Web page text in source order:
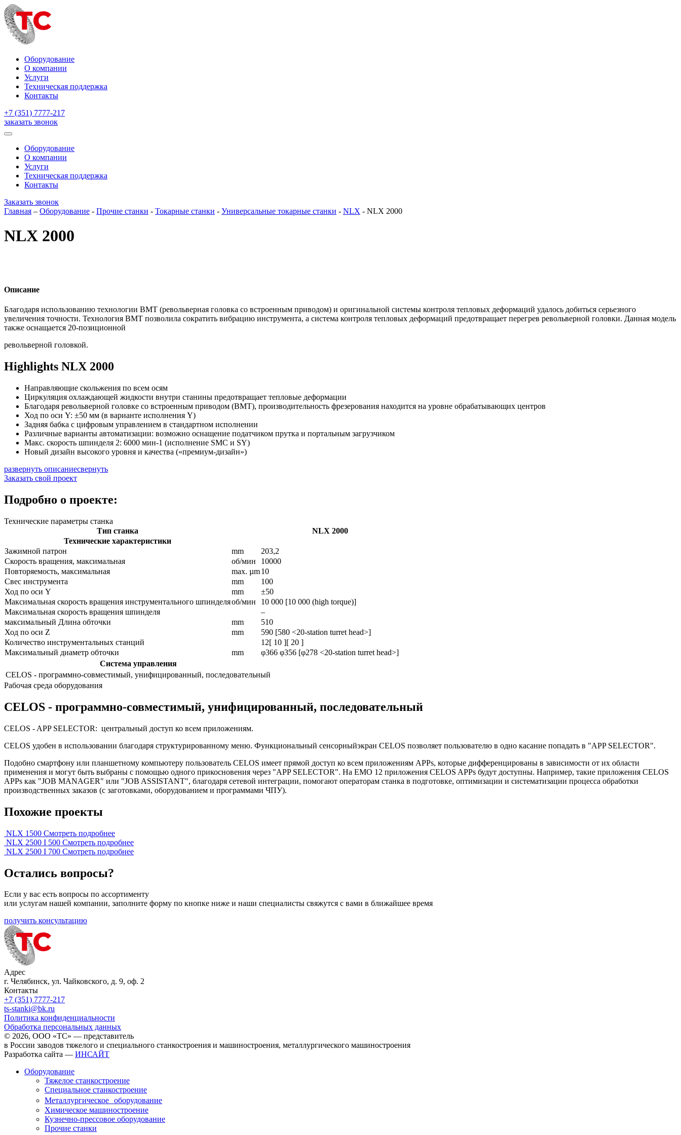
Оборудование
О компании
Услуги
Техническая поддержка
Контакты
+7 (351) 7777-217
заказать звонок
Оборудование
О компании
Услуги
Техническая поддержка
Контакты
Заказать звонок
Главная – Оборудование - Прочие станки - Токарные станки - Универсальные токарные станки - NLX - NLX 2000
NLX 2000
Описание
Благодаря использованию технологии BMT (револьверная головка со встроенным приводом) и оригинальной системы контроля тепловых деформаций удалось добиться серьезного
увеличения точности. Технология BMT позволила сократить вибрацию инструмента, а система контроля тепловых деформаций предотвращает перегрев револьверной головки. Данная модель
также оснащается 20-позиционной
револьверной головкой.
Highlights NLX 2000
Направляющие скольжения по всем осям
Циркуляция охлаждающей жидкости внутри станины предотвращает тепловые деформации
Благодаря револьверной головке со встроенным приводом (BMT), производительность фрезерования находится на уровне обрабатывающих центров
Ход по оси Y: ±50 мм (в варианте исполнения Y)
Задняя бабка с цифровым управлением в стандартном исполнении
Различные варианты автоматизации: возможно оснащение податчиком прутка и портальным загрузчиком
Макс. скорость шпинделя 2: 6000 мин-1 (исполнение SMC и SY)
Новый дизайн высокого уровня и качества («премиум-дизайн»)
развернуть описаниесвернуть
Заказать свой проект
Подробно о проекте:
Технические параметры станка
Тип станка
NLX 2000
Технические характеристики
Зажимной патрон
mm
203,2
Скорость вращения, максимальная
об/мин
10000
Повторяемость, максимальная
max. µm10
Свес инструмента
mm
100
Ход по оси Y
mm
±50
Максимальная скорость вращения инструментального шпинделяоб/мин
10 000 [10 000 (high torque)]
Максимальная скорость вращения шпинделя
–
максимальный Длина обточки
mm
510
Ход по оси Z
mm
590 [580 <20-station turret head>]
Количество инструментальных станций
12[ 10 ][ 20 ]
Максимальный диаметр обточки
mm
φ366 φ356 [φ278 <20-station turret head>]
Система управления
CELOS - программно-совместимый, унифицированный, последовательный
Рабочая среда оборудования
CELOS - программно-совместимый, унифицированный, последовательный
CELOS - APP SELECTOR: центральный доступ ко всем приложениям.
CELOS удобен в использовании благодаря структурированному меню. Функциональный сенсорныйэкран CELOS позволяет пользователю в одно касание попадать в "APP SELECTOR".
Подобно смартфону или планшетному компьютеру пользователь CELOS имеет прямой доступ ко всем приложениям APPs, которые дифференцированы в зависимости от их области
применения и могут быть выбраны с помощью одного прикосновения через "APP SELECTOR". На EMO 12 приложения CELOS APPs будут доступны. Например, такие приложения CELOS
APPs как "JOB MANAGER" или "JOB ASSISTANT", благодаря сетевой интеграции, помогают операторам станка в подготовке, оптимизации и систематизации процесса обработки
производственных заказов (с заготовками, оборудованием и программами ЧПУ).
Похожие проекты
NLX 1500 Смотреть подробнее
NLX 2500 I 500 Смотреть подробнее
NLX 2500 I 700 Смотреть подробнее
Остались вопросы?
Если у вас есть вопросы по ассортименту
или услугам нашей компании, заполните форму по кнопке ниже и наши специалисты свяжутся с вами в ближайшее время
получить консультацию
Адрес
г. Челябинск, ул. Чайковского, д. 9, оф. 2
Контакты
+7 (351) 7777-217
ts-stanki@bk.ru
Политика конфиденциальности
Обработка персональных данных
© 2026, ООО «ТС» — представитель
в России заводов тяжелого и специального станкостроения и машиностроения, металлургического машиностроения
Разработка сайта — ИНСАЙТ
Оборудование
Тяжелое станкостроение
Специальное станкостроение
Металлургическое оборудование
Химическое машиностроение
Кузнечно-прессовое оборудование
Прочие станки